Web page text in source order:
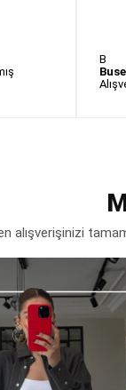
B
alışverişinizi